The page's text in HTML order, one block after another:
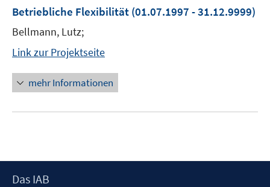
Betriebliche Flexibilität (01.07.1997 - 31.12.9999)
Bellmann, Lutz;
Link zur Projektseite
mehr Informationen
Footer
Das IAB